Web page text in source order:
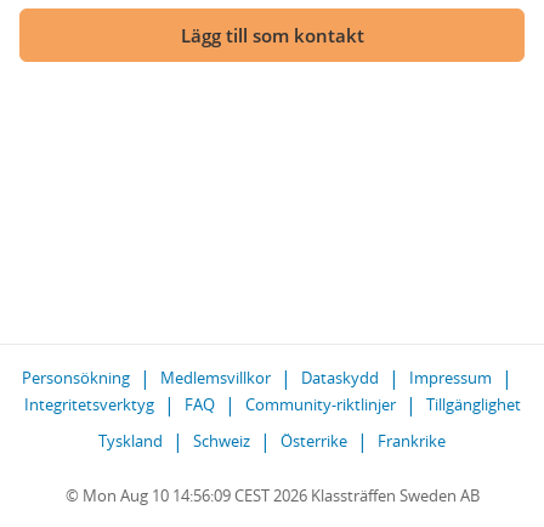
Lägg till som kontakt
Personsökning Medlemsvillkor Dataskydd
Impressum
Integritetsverktyg
FAQ Community-riktlinjer
Tillgänglighet
Tyskland
Schweiz Österrike Frankrike
© Mon Aug 10 14:56:09 CEST 2026 Klassträffen Sweden AB